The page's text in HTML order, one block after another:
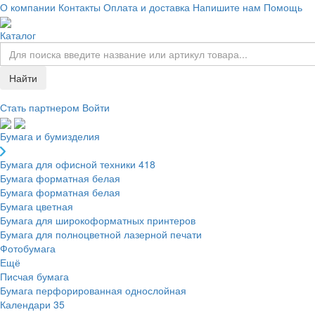
О компании Контакты Оплата и доставка Напишите нам Помощь
Каталог
Найти
Стать партнером Войти
Бумага и бумизделия
Бумага для офисной техники 418
Бумага форматная белая
Бумага форматная белая
Бумага цветная
Бумага для широкоформатных принтеров
Бумага для полноцветной лазерной печати
Фотобумага
Ещё
Писчая бумага
Бумага перфорированная однослойная
Календари 35